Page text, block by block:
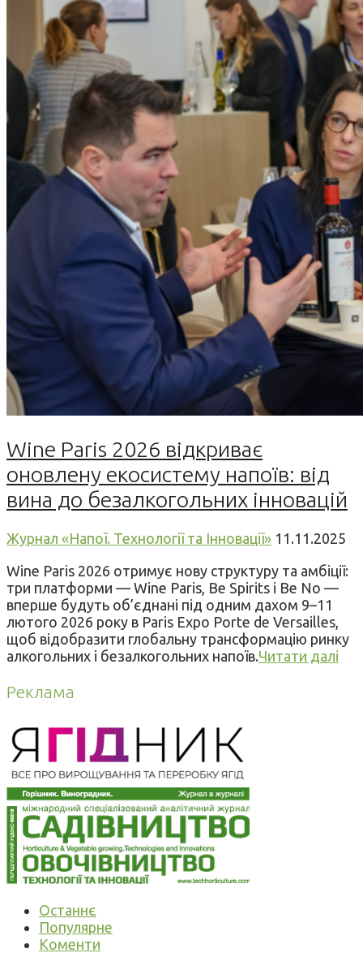
Wine Paris 2026 відкриває
оновлену екосистему напоїв: від
вина до безалкогольних інновацій
Журнал «Напої. Технології та Інновації» 11.11.2025
Wine Paris 2026 отримує нову структуру та амбіції:
три платформи — Wine Paris, Be Spirits і Be No —
вперше будуть об’єднані під одним дахом 9–11
лютого 2026 року в Paris Expo Porte de Versailles,
щоб відобразити глобальну трансформацію ринку
алкогольних і безалкогольних напоїв.Читати далі
Реклама
Останнє
Популярне
Коменти